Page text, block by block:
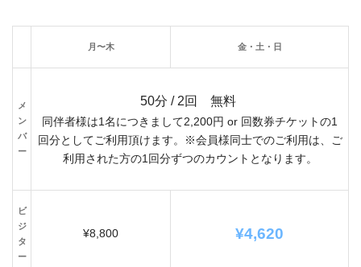
月〜木 金・土・日
メ
ン
バ
ー
50分 / 2回 無料
同伴者様は1名につきまして2,200円 or 回数券チケットの1
回分としてご利用頂けます。※会員様同士でのご利用は、ご
利用された方の1回分ずつのカウントとなります。
ビ
ジ
タ
ー
¥8,800 ¥4,620